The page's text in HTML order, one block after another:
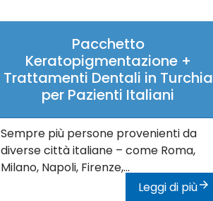
Pacchetto
Keratopigmentazione +
Trattamenti Dentali in Turchia
per Pazienti Italiani
Sempre più persone provenienti da
diverse città italiane – come Roma,
Milano, Napoli, Firenze,...
Leggi di più